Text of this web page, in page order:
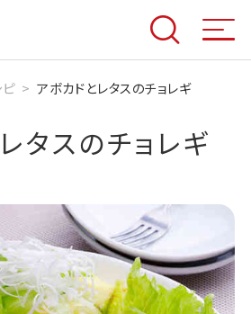
アボカドとレタスのチョレギ
タスのチョレギ